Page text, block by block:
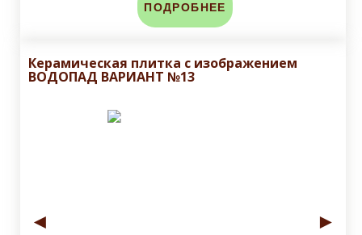
ПОДРОБНЕЕ
Керамическая плитка с изображением
ВОДОПАД ВАРИАНТ №13
◄ ►